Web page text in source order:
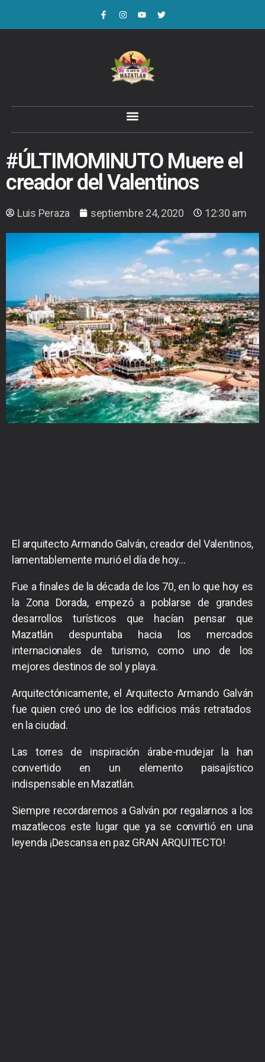
#ÚLTIMOMINUTO Muere el
creador del Valentinos
Luis Peraza septiembre 24, 2020 12:30 am
El arquitecto Armando Galván, creador del Valentinos,
lamentablemente murió el día de hoy…
Fue a finales de la década de los 70, en lo que hoy es
la Zona Dorada, empezó a poblarse de grandes
desarrollos turísticos que hacían pensar que
Mazatlán despuntaba hacia los mercados
internacionales de turismo, como uno de los
mejores destinos de sol y playa.
Arquitectónicamente, el Arquitecto Armando Galván
fue quien creó uno de los edificios más retratados
en la ciudad.
Las torres de inspiración árabe-mudejar la han
convertido en un elemento paisajístico
indispensable en Mazatlán.
Siempre recordaremos a Galván por regalarnos a los
mazatlecos este lugar que ya se convirtió en una
leyenda ¡Descansa en paz GRAN ARQUITECTO!